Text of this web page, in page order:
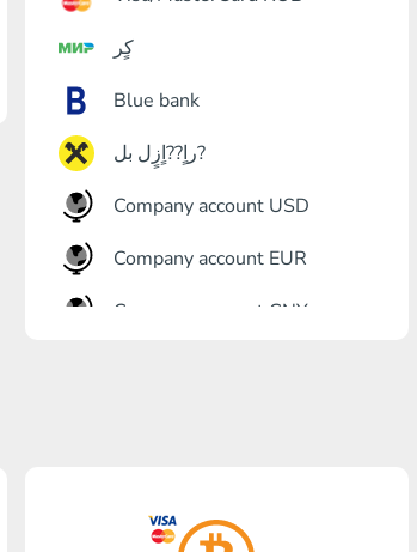
كٍر
Blue bank
راٍ??اٍزٍل بل?
Company account USD
Company account EUR
Company account CNY
برنكس?ٍاز بل?